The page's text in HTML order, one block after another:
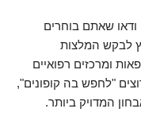
ודאו שאתם בוחרים
לבקש המלצות
ומרכזים רפואיים
"לחפש בה קופונים",
המדויק ביותר.